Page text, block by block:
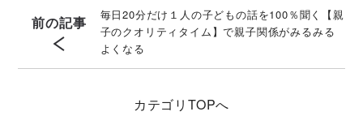
前の記事
毎日20分だけ１人の子どもの話を100％聞く【親
子のクオリティタイム】で親子関係がみるみる
よくなる
カテゴリ TOPへ